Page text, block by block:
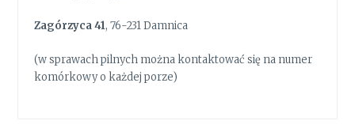
Zagórzyca 41, 76-231 Damnica
(w sprawach pilnych można kontaktować się na numer
komórkowy o każdej porze)